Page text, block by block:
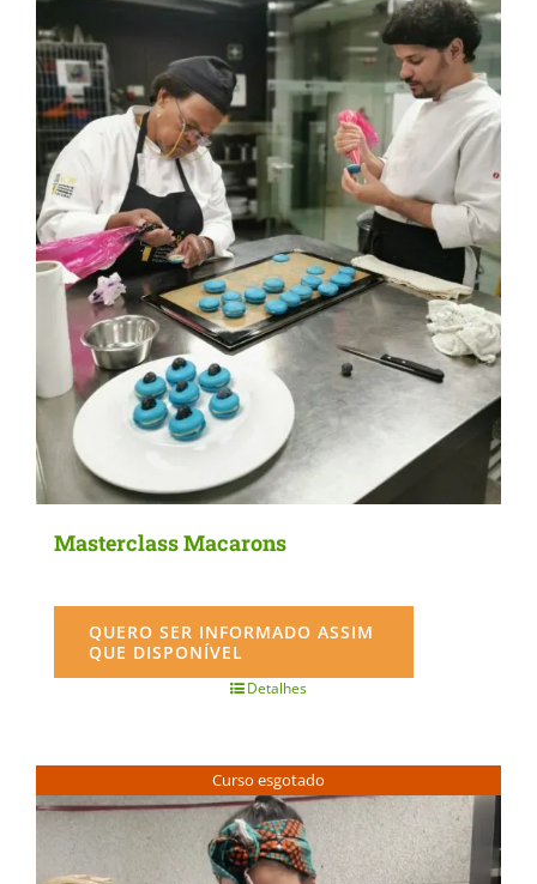
Masterclass Macarons
QUERO SER INFORMADO ASSIM
QUE DISPONÍVEL
Detalhes
Curso esgotado